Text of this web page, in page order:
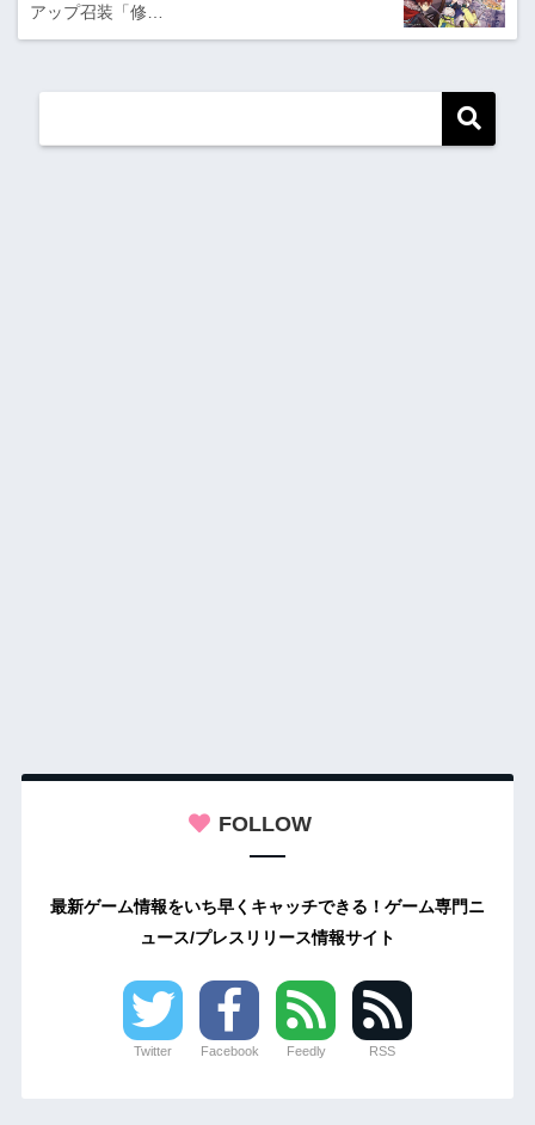
アップ召装「修…
FOLLOW
最新ゲーム情報をいち早くキャッチできる！ゲーム専門ニ
ュース/プレスリリース情報サイト
Twitter Facebook Feedly RSS